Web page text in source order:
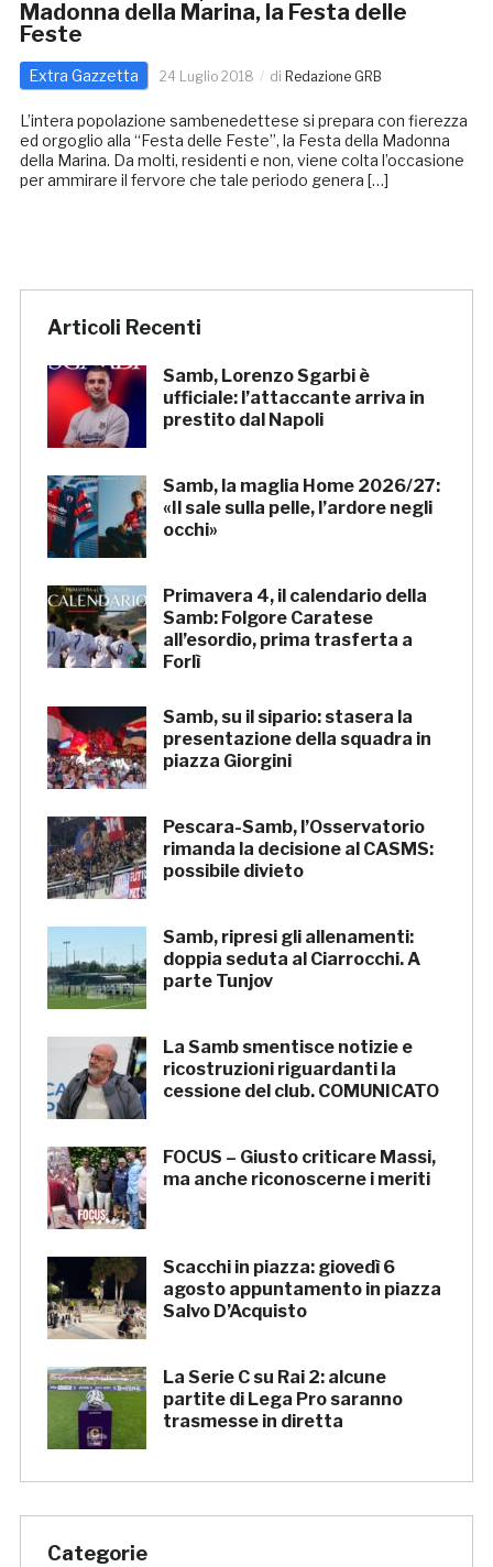
Madonna della Marina, la Festa delle
Feste
Extra Gazzetta 24 Luglio 2018 di Redazione GRB
L’intera popolazione sambenedettese si prepara con fierezza
ed orgoglio alla “Festa delle Feste”, la Festa della Madonna
della Marina. Da molti, residenti e non, viene colta l’occasione
per ammirare il fervore che tale periodo genera […]
Articoli Recenti
Samb, Lorenzo Sgarbi è
ufficiale: l’attaccante arriva in
prestito dal Napoli
Samb, la maglia Home 2026/27:
«Il sale sulla pelle, l’ardore negli
occhi»
Primavera 4, il calendario della
Samb: Folgore Caratese
all’esordio, prima trasferta a
Forlì
Samb, su il sipario: stasera la
presentazione della squadra in
piazza Giorgini
Pescara-Samb, l’Osservatorio
rimanda la decisione al CASMS:
possibile divieto
Samb, ripresi gli allenamenti:
doppia seduta al Ciarrocchi. A
parte Tunjov
La Samb smentisce notizie e
ricostruzioni riguardanti la
cessione del club. COMUNICATO
FOCUS – Giusto criticare Massi,
ma anche riconoscerne i meriti
Scacchi in piazza: giovedì 6
agosto appuntamento in piazza
Salvo D’Acquisto
La Serie C su Rai 2: alcune
partite di Lega Pro saranno
trasmesse in diretta
Categorie